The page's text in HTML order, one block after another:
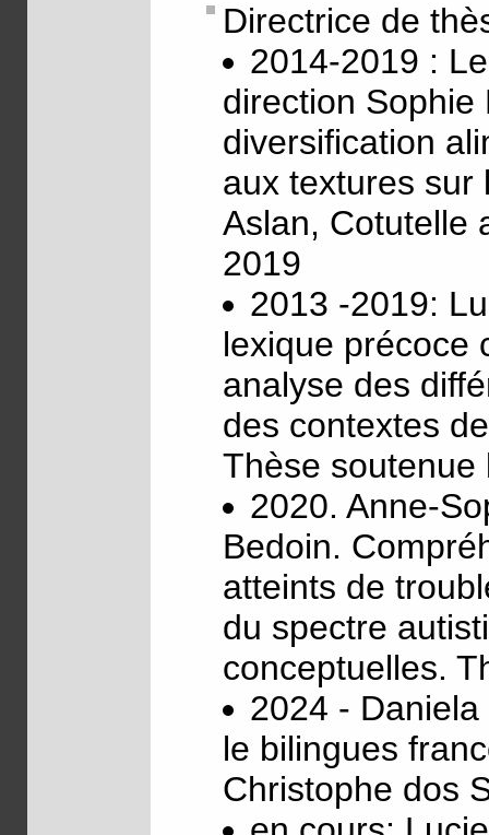
Directrice de
2014-2019 :
direction Sophie
diversification
aux textures sur
Aslan, Cotutelle
2019
2013 -2019:
lexique précoce
analyse des
des contextes
Thèse
2020. Anne-
Bedoin.
atteints de
du spectre
conceptuelles.
2024 -
le bilingues
Christophe dos